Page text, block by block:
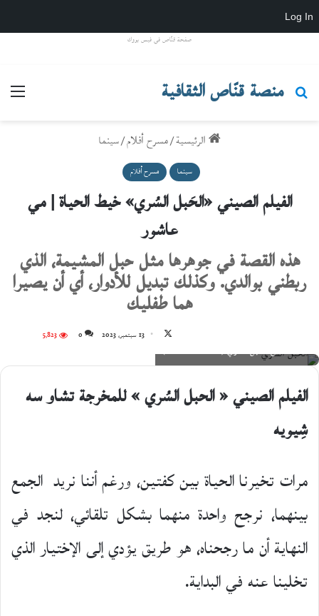
Log In
صفحة قنّاص في فيس بووك
منصة قنّاص الثقافية
بحث عن
الرئيسية/مسرح أفلام/سينما
سينما مسرح أفلام
الفيلم الصيني «الحَبل السُري» خيط الحياة | مي
عاشور
هذه القصة في جوهرها مثل حبل المشيمة، الذي
ربطني بوالدي. وكذلك تبديل للأدوار، أي أن يصيرا
هما طفليك
على
X
13 سبتمبر، 2023 0 5٬823
لقطة من الحبل السري (cinehello.com)
الفيلم الصيني « الحبل السُري » للمخرجة تشاو سه
شِيويه
مرات تخيرنا الحياة بين كفتين، ورغم أننا نريد الجمع
بينهما، نرجح واحدة منهما بشكل تلقائي، لنجد في
النهاية أن ما رجحناه، هو طريق يؤدي إلى الإختيار الذي
تخلينا عنه في البداية.